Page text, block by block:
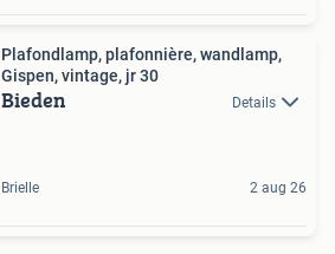
Plafondlamp, plafonnière, wandlamp,
Gispen, vintage, jr 30
Bieden Details
Brielle 2 aug 26